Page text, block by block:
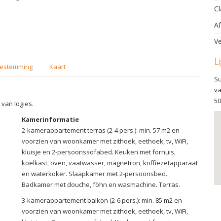
Kaart
logies.
Kamerinformatie
2-kamerappartement terras (2-4 pers.): min. 57 m2 en
voorzien van woonkamer met zithoek, eethoek, tv, WiFi,
kluisje en 2-persoonssofabed. Keuken met fornuis,
koelkast, oven, vaatwasser, magnetron, koffiezetapparaat
en waterkoker. Slaapkamer met 2-persoonsbed.
Badkamer met douche, föhn en wasmachine. Terras.
3-kamerappartement balkon (2-6 pers.): min. 85 m2 en
voorzien van woonkamer met zithoek, eethoek, tv, WiFi,